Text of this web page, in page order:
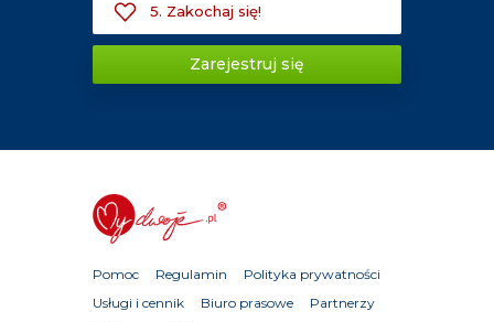
5. Zakochaj się!
Zarejestruj się
Pomoc Regulamin
Polityka prywatności
Usługi i cennik
Biuro prasowe
Partnerzy